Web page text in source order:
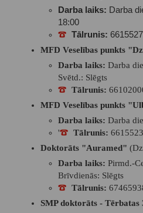
Darba laiks: Darba
18:00
Tālrunis:
MFD Veselības punkts
Darba laiks: Darba
Svētd.: Slēgts
Tālrunis:
MFD Veselības punkts
Darba laiks: Darba
'
Tālrunis:
Doktorāts "Auramed"
Darba laiks: Pirmd.-
Brīvdienās: Slēgts
Tālrunis:
SMP doktorāts - Tērbatas